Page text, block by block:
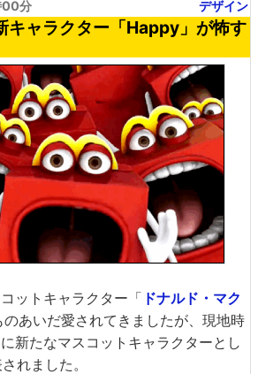
00分 デザイン
キャラクター「Happy」が怖す
ットキャラクター「 ドナルド・マク
のあいだ愛されてきましたが、現地時
新たなマスコットキャラクターとし
れました。